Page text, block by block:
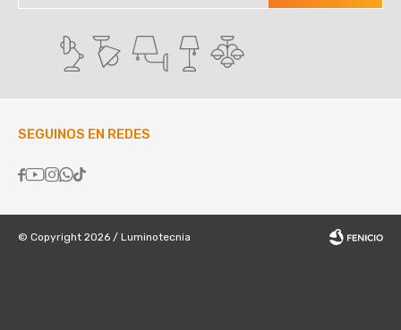
SEGUINOS EN REDES

© Copyright 2026 / Luminotecnia